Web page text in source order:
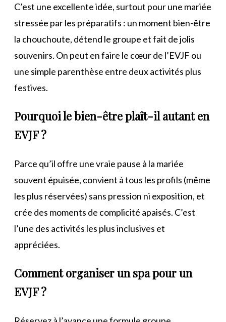
C’est une excellente idée, surtout pour une mariée
stressée par les préparatifs : un moment bien-être
la chouchoute, détend le groupe et fait de jolis
souvenirs. On peut en faire le cœur de l’EVJF ou
une simple parenthèse entre deux activités plus
festives.
Pourquoi le bien-être plaît-il autant en
EVJF ?
Parce qu’il offre une vraie pause à la mariée
souvent épuisée, convient à tous les profils (même
les plus réservées) sans pression ni exposition, et
crée des moments de complicité apaisés. C’est
l’une des activités les plus inclusives et
appréciées.
Comment organiser un spa pour un
EVJF ?